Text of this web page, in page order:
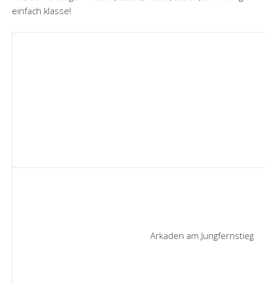
einfach klasse!
Arkaden am Jungfernstieg